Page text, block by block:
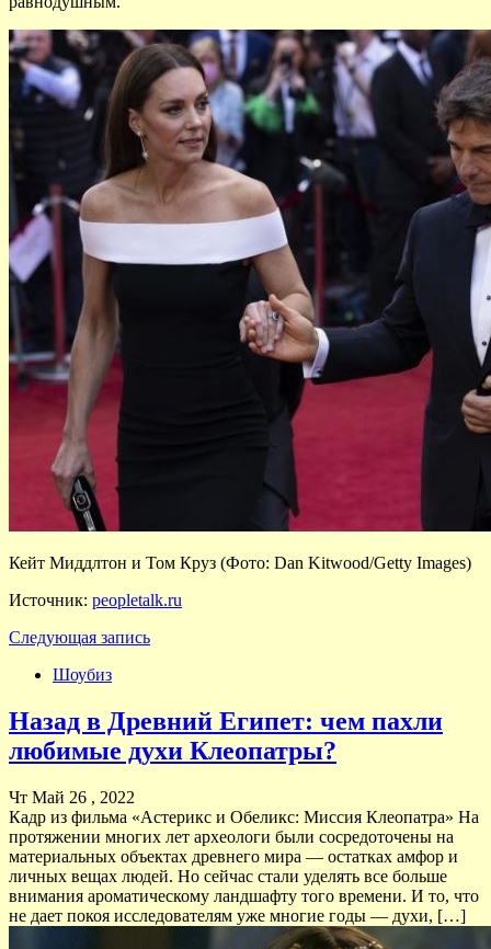
Кейт Миддлтон и Том Круз (Фото: Dan Kitwood/Getty Images)
Источник: peopletalk.ru
Следующая запись
Шоубиз
Назад в Древний Египет: чем пахли
любимые духи Клеопатры?
Чт Май 26 , 2022
Кадр из фильма «Астерикс и Обеликс: Миссия Клеопатра» На
протяжении многих лет археологи были сосредоточены на
материальных объектах древнего мира — остатках амфор и
личных вещах людей. Но сейчас стали уделять все больше
внимания ароматическому ландшафту того времени. И то, что
не дает покоя исследователям уже многие годы — духи, […]